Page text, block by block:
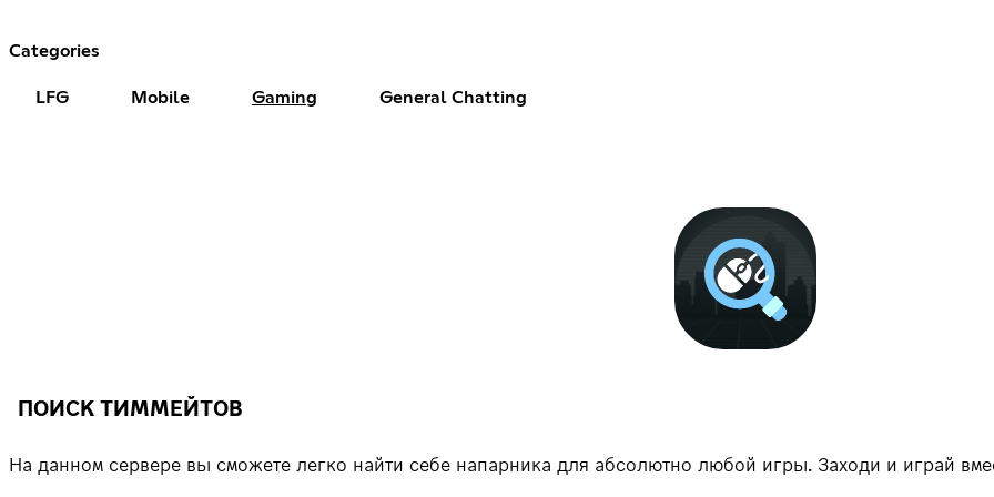
Categories
LFG Mobile Gaming General Chatting
ПОИСК ТИММЕЙТОВ
На данном сервере вы сможете легко найти себе напарника для абсолютно любой игры. Заходи и играй